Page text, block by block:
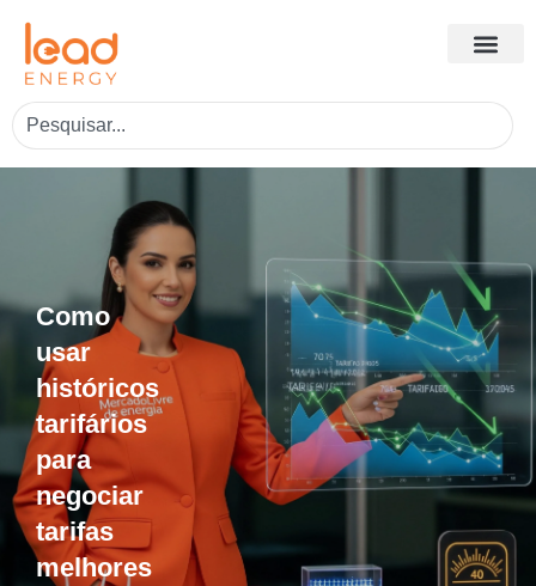
Como
usar
históricos
tarifários
para
negociar
tarifas
melhores